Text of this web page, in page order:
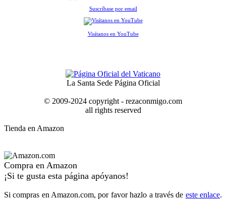
Suscríbase por email
Visítanos en YouTube
La Santa Sede Página Oficial
© 2009-2024 copyright - rezaconmigo.com
all rights reserved
Tienda en Amazon
Compra en Amazon
¡Si te gusta esta página apóyanos!
Si compras en Amazon.com, por favor hazlo a través de este enlace.